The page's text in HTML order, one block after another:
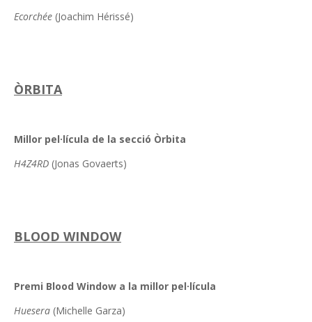
Ecorchée (Joachim Hérissé)
ÒRBITA
Millor pel·lícula de la secció Òrbita
H4Z4RD (Jonas Govaerts)
BLOOD WINDOW
Premi Blood Window a la millor pel·lícula
Huesera (Michelle Garza)